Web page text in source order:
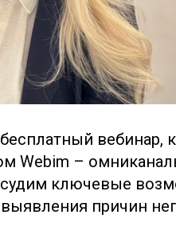
Webim –
ключевые
причин